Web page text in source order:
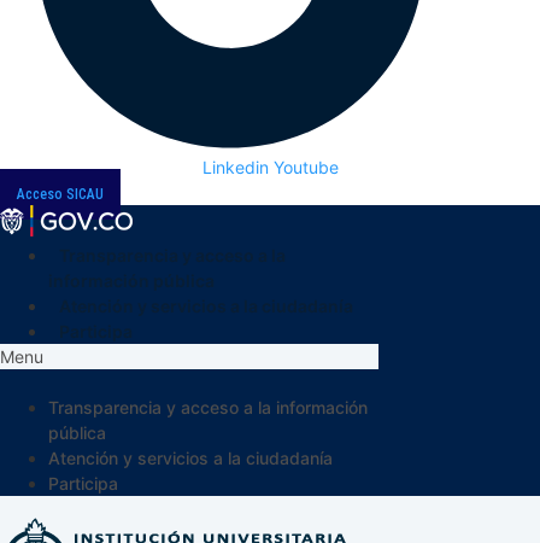
Linkedin Youtube
Acceso SICAU
Menu
Transparencia y acceso a la información
pública
Atención y servicios a la ciudadanía
Participa